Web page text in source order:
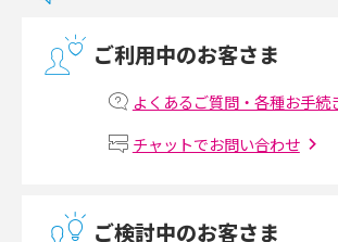
マンションで光回線の利用を始める手順は？設備状況
Wi-Fiルーターの設定方法をわかりやすく解説！事前に
無線LANとは？メリット・デメリットや接続方法を解説
ご利用中のお客さま
よくあるご質問・各種お手続
チャットでお問い合わせ
ご検討中のお客さま